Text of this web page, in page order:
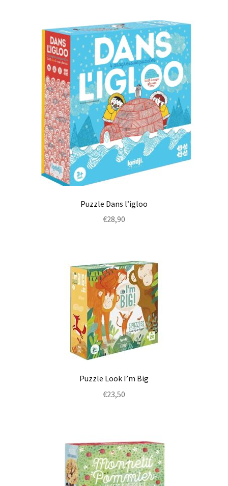
Puzzle Dans l’igloo
€28,90
Puzzle Look I’m Big
€23,50